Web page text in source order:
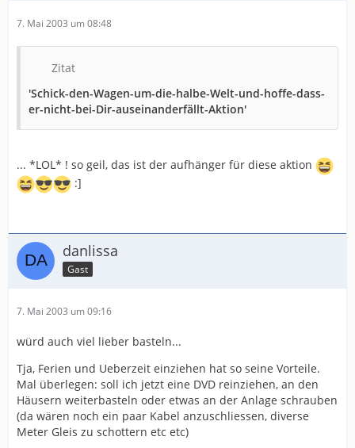
7. Mai 2003 um 08:48
Zitat
'Schick-den-Wagen-um-die-halbe-Welt-und-hoffe-dass-
er-nicht-bei-Dir-auseinanderfällt-Aktion'
... *LOL* ! so geil, das ist der aufhänger für diese aktion
:]
danlissa
Gast
7. Mai 2003 um 09:16
würd auch viel lieber basteln...
Tja, Ferien und Ueberzeit einziehen hat so seine Vorteile.
Mal überlegen: soll ich jetzt eine DVD reinziehen, an den
Häusern weiterbasteln oder etwas an der Anlage schrauben
(da wären noch ein paar Kabel anzuschliessen, diverse
Meter Gleis zu schottern etc etc)